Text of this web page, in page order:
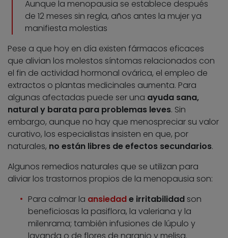
Aunque la menopausia se establece después
de 12 meses sin regla, años antes la mujer ya
manifiesta molestias
Pese a que hoy en día existen fármacos eficaces
que alivian los molestos síntomas relacionados con
el fin de actividad hormonal ovárica, el empleo de
extractos o plantas medicinales aumenta. Para
algunas afectadas puede ser una ayuda sana,
natural y barata para problemas leves. Sin
embargo, aunque no hay que menospreciar su valor
curativo, los especialistas insisten en que, por
naturales, no están libres de efectos secundarios.
Algunos remedios naturales que se utilizan para
aliviar los trastornos propios de la menopausia son:
Para calmar la ansiedade irritabilidad son
beneficiosas la pasiflora, la valeriana y la
milenrama; también infusiones de lúpulo y